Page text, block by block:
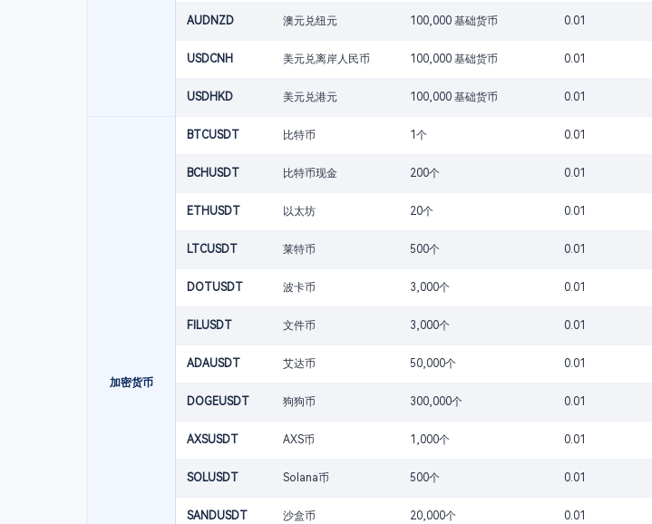
AUDNZD 澳元兑纽元 100,000 基础货币 0.01
USDCNH 美元兑离岸人民币 100,000 基础货币 0.01
USDHKD 美元兑港元 100,000 基础货币 0.01
加密货币
BTCUSDT 比特币 1个 0.01
BCHUSDT 比特币现金 200个 0.01
ETHUSDT 以太坊 20个 0.01
LTCUSDT 莱特币 500个 0.01
DOTUSDT 波卡币 3,000个 0.01
FILUSDT 文件币 3,000个 0.01
ADAUSDT 艾达币 50,000个 0.01
DOGEUSDT 狗狗币 300,000个 0.01
AXSUSDT AXS币 1,000个 0.01
SOLUSDT Solana币 500个 0.01
SANDUSDT 沙盒币 20,000个 0.01